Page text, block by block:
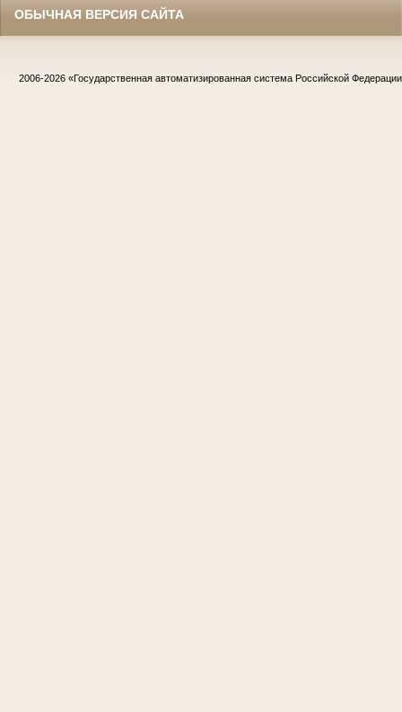
ОБЫЧНАЯ ВЕРСИЯ САЙТА
2006-2026 «Государственная автоматизированная система Российской